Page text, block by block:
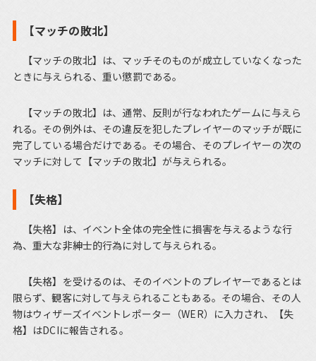
【マッチの敗北】
【マッチの敗北】は、マッチそのものが成立していなくなった
ときに与えられる、重い懲罰である。
【マッチの敗北】は、通常、反則が行なわれたゲームに与えら
れる。その例外は、その違反を犯したプレイヤーのマッチが既に
完了している場合だけである。その場合、そのプレイヤーの次の
マッチに対して【マッチの敗北】が与えられる。
【失格】
【失格】は、イベント全体の完全性に損害を与えるような行
為、重大な非紳士的行為に対して与えられる。
【失格】を受けるのは、そのイベントのプレイヤーであるとは
限らず、観客に対して与えられることもある。その場合、その人
物はウィザーズイベントレポーター（WER）に入力され、【失
格】はDCIに報告される。